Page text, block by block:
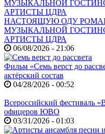
НАСТОЯЩУЮ ОДУ
МУЗЫКАЛЬНОЙ
АРТИСТЫ ЦДРА
06/08/2026 - 21:06
Фильм «Семь верст до
актёрский состав
04/28/2026 - 00:52
Всероссийский фестиваль
офицеров ЮВО
03/31/2026 - 01:03